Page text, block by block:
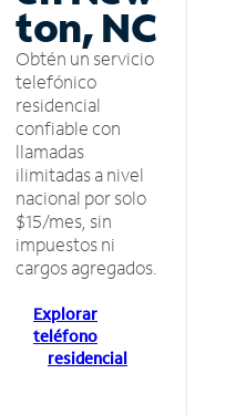
ton, NC
Obtén un servicio
telefónico
residencial
confiable con
llamadas
ilimitadas a nivel
nacional por solo
$15/mes, sin
impuestos ni
cargos agregados.
Explorar
teléfono
residencial